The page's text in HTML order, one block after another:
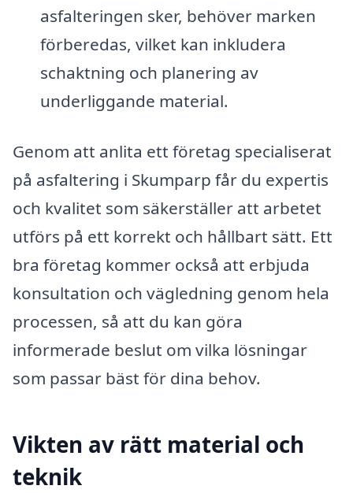
asfalteringen sker, behöver marken
förberedas, vilket kan inkludera
schaktning och planering av
underliggande material.
Genom att anlita ett företag specialiserat
på asfaltering i Skumparp får du expertis
och kvalitet som säkerställer att arbetet
utförs på ett korrekt och hållbart sätt. Ett
bra företag kommer också att erbjuda
konsultation och vägledning genom hela
processen, så att du kan göra
informerade beslut om vilka lösningar
som passar bäst för dina behov.
Vikten av rätt material och
teknik